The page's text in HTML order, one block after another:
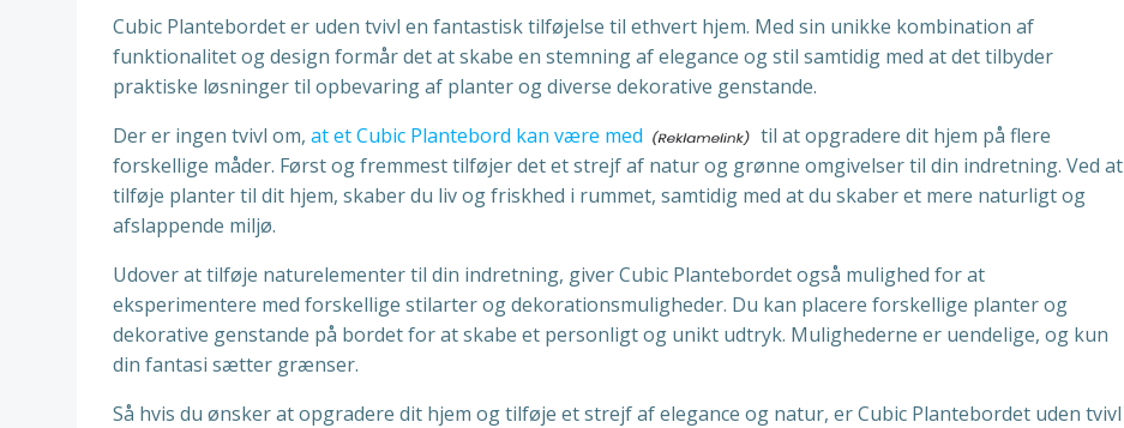
Cubic Plantebordet er uden tvivl en fantastisk tilføjelse til ethvert hjem. Med sin unikke kombination af
funktionalitet og design formår det at skabe en stemning af elegance og stil samtidig med at det tilbyder
praktiske løsninger til opbevaring af planter og diverse dekorative genstande.
Der er ingen tvivl om, at et Cubic Plantebord kan være med
til at opgradere dit hjem på flere
forskellige måder. Først og fremmest tilføjer det et strejf af natur og grønne omgivelser til din indretning. Ved at
tilføje planter til dit hjem, skaber du liv og friskhed i rummet, samtidig med at du skaber et mere naturligt og
afslappende miljø.
Udover at tilføje naturelementer til din indretning, giver Cubic Plantebordet også mulighed for at
eksperimentere med forskellige stilarter og dekorationsmuligheder. Du kan placere forskellige planter og
dekorative genstande på bordet for at skabe et personligt og unikt udtryk. Mulighederne er uendelige, og kun
din fantasi sætter grænser.
Så hvis du ønsker at opgradere dit hjem og tilføje et strejf af elegance og natur, er Cubic Plantebordet uden tvivl